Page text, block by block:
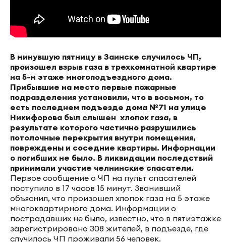
В минувшую пятницу в Заинске случилось ЧП,
произошел взрыв газа в трехкомнатной квартире
на 5-м этаже многоподъездного дома.
Прибывшие на место первые пожарные
подразделения установили, что в восьмом, то
есть последнем подъезде дома №71 на улице
Никифорова был слышен хлопок газа, в
результате которого частично разрушились
потолочные перекрытия внутри помещения,
повреждены и соседние квартиры. Информации
о погибших не было. В ликвидации последствий
принимали участие челнинские спасатели.
Первое сообщение о ЧП на пульт спасателей
поступило в 17 часов 15 минут. Звонивший
объяснил, что произошел хлопок газа на 5 этаже
многоквартирного дома. Информации о
пострадавших не было, известно, что в пятиэтажке
зарегистрировано 308 жителей, в подъезде, где
случилось ЧП проживали 56 человек.